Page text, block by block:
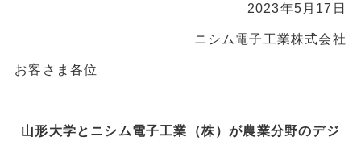
2023年5月17日
ニシム電子工業株式会社
お客さま各位
山形大学とニシム電子工業（株）が農業分野のデジ